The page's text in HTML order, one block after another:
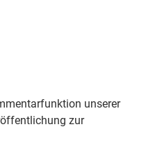
unserer
zur